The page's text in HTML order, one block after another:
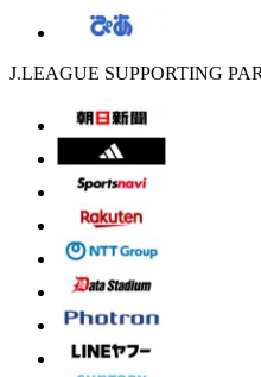
J.LEAGUE SUPPORTING